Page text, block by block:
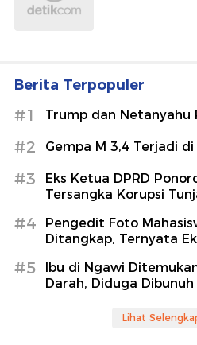
Berita Terpopuler
#1 Trump dan Netanyahu
#2 Gempa M 3,4 Terjadi
#3
Eks Ketua DPRD
Tersangka Korupsi
#4
Pengedit Foto
Ditangkap, Ternyata
#5
Ibu di Ngawi
Darah, Diduga
Lihat